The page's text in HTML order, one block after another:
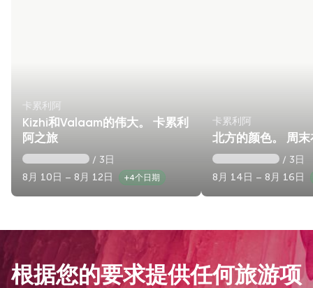
卡累利阿
Kizhi和Valaam的伟大。 卡累利
阿之旅
/ 3日
8月 10日 – 8月 12日
+4个日期
卡累利阿
北方的颜色。 周
/ 3日
8月 14日 – 8月 16日
根据您的要求提供任何旅游项